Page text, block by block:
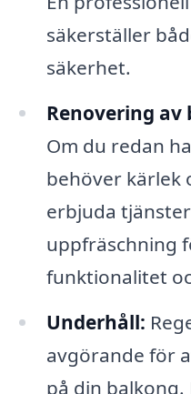
säkerställer
säkerhet.
Renovering
Om du redan
behöver kärlek
erbjuda
uppfräschning
funktionalitet
Underhåll:
avgörande för
på din